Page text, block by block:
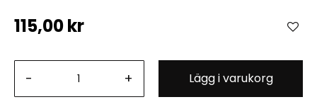
115,00 kr
- + Lägg i varukorg